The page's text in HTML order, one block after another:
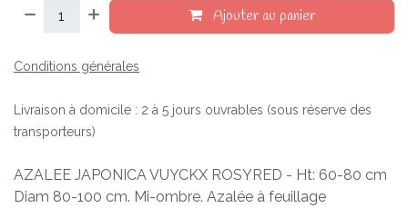
Ajouter au panier
Conditions générales
Livraison à domicile : 2 à 5 jours ouvrables (sous réserve des
transporteurs)
AZALEE JAPONICA VUYCKX ROSYRED - Ht: 60-80 cm
Diam 80-100 cm. Mi-ombre. Azalée à feuillage